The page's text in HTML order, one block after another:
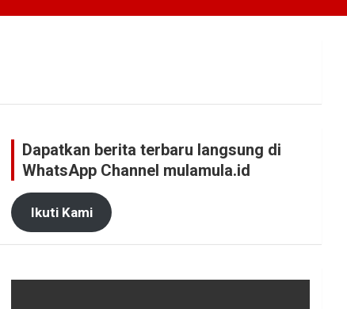
Dapatkan berita terbaru langsung di
WhatsApp Channel mulamula.id
Ikuti Kami